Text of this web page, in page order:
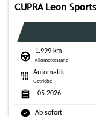
1.999 km
Kilometerstand
Automatik
Getriebe
05.2026
Ab sofort